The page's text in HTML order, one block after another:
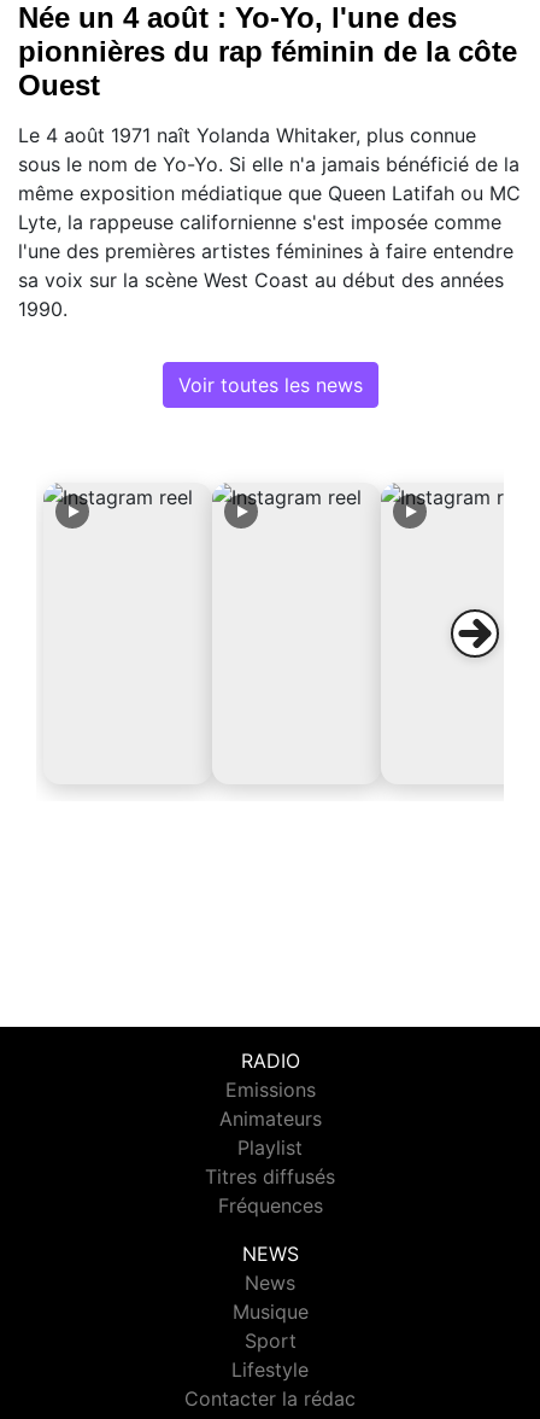
Née un 4 août : Yo-Yo, l'une des
pionnières du rap féminin de la côte
Ouest
Le 4 août 1971 naît Yolanda Whitaker, plus connue
sous le nom de Yo-Yo. Si elle n'a jamais bénéficié de la
même exposition médiatique que Queen Latifah ou MC
Lyte, la rappeuse californienne s'est imposée comme
l'une des premières artistes féminines à faire entendre
sa voix sur la scène West Coast au début des années
1990.
Voir toutes les news
RADIO
Emissions
Animateurs
Playlist
Titres diffusés
Fréquences
NEWS
News
Musique
Sport
Lifestyle
Contacter la rédac